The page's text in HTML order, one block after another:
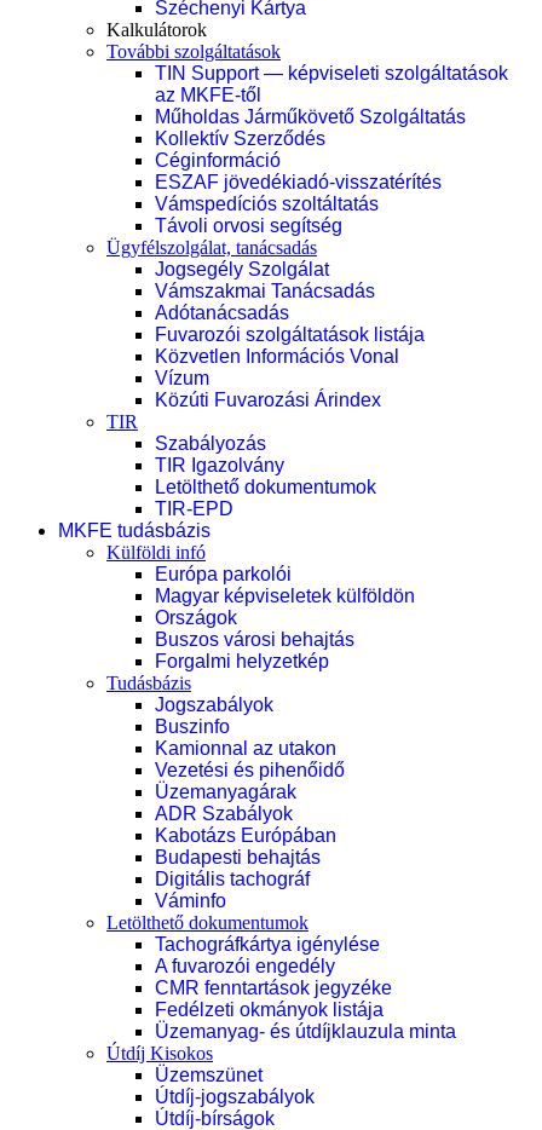
Széchenyi Kártya
Kalkulátorok
További szolgáltatások
TIN Support — képviseleti szolgáltatások
az MKFE-től
Műholdas Járműkövető Szolgáltatás
Kollektív Szerződés
Céginformáció
ESZAF jövedékiadó-visszatérítés
Vámspedíciós szoltáltatás
Távoli orvosi segítség
Ügyfélszolgálat, tanácsadás
Jogsegély Szolgálat
Vámszakmai Tanácsadás
Adótanácsadás
Fuvarozói szolgáltatások listája
Közvetlen Információs Vonal
Vízum
Közúti Fuvarozási Árindex
TIR
Szabályozás
TIR Igazolvány
Letölthető dokumentumok
TIR-EPD
MKFE tudásbázis
Külföldi infó
Európa parkolói
Magyar képviseletek külföldön
Országok
Buszos városi behajtás
Forgalmi helyzetkép
Tudásbázis
Jogszabályok
Buszinfo
Kamionnal az utakon
Vezetési és pihenőidő
Üzemanyagárak
ADR Szabályok
Kabotázs Európában
Budapesti behajtás
Digitális tachográf
Váminfo
Letölthető dokumentumok
Tachográfkártya igénylése
A fuvarozói engedély
CMR fenntartások jegyzéke
Fedélzeti okmányok listája
Üzemanyag- és útdíjklauzula minta
Útdíj Kisokos
Üzemszünet
Útdíj-jogszabályok
Útdíj-bírságok